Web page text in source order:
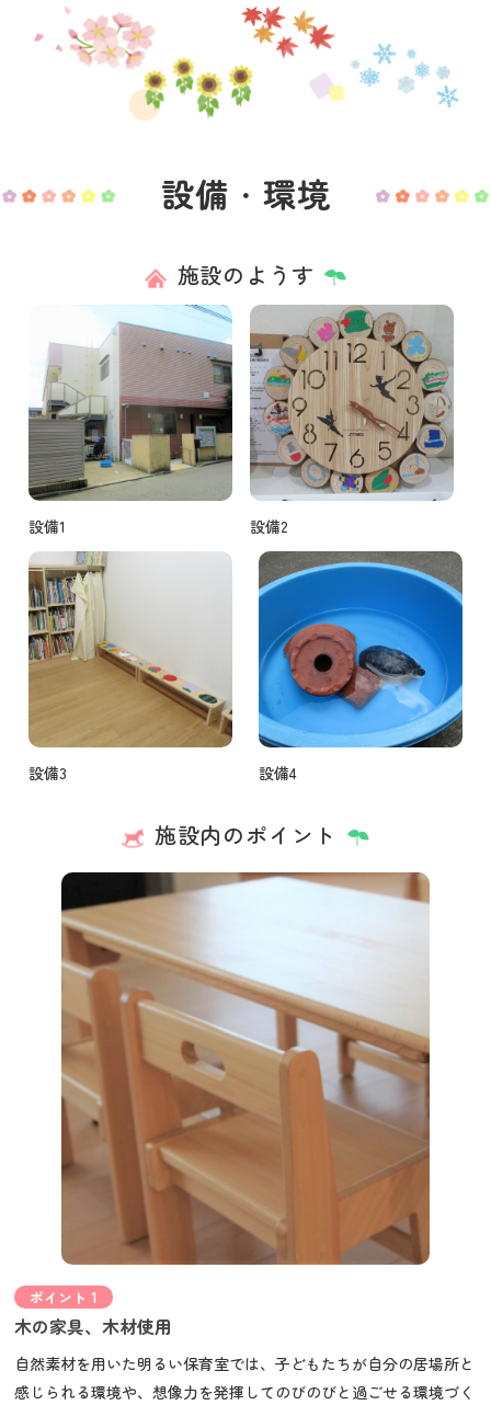
設備・環境
施設のようす
設備1 設備2
設備3 設備4
施設内のポイント
ポイント 1
木の家具、木材使用
自然素材を用いた明るい保育室では、子どもたちが自分の居場所と
感じられる環境や、想像力を発揮してのびのびと過ごせる環境づく